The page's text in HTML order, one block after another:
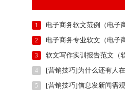
1 电子商务软文范例（电子
2 电子商务专业软文（电子
3 软文写作实训报告范文（软文
4 [营销技巧]为什么还有人在问网上
5 [营销技巧]信息发新闻需观察那些